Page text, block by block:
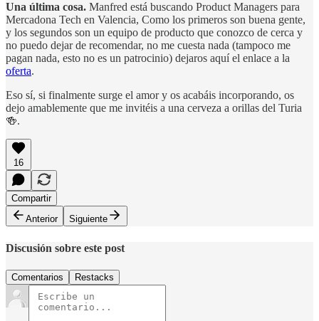
Una última cosa. Manfred está buscando Product Managers para
Mercadona Tech en Valencia, Como los primeros son buena gente,
y los segundos son un equipo de producto que conozco de cerca y
no puedo dejar de recomendar, no me cuesta nada (tampoco me
pagan nada, esto no es un patrocinio) dejaros aquí el enlace a la
oferta.
Eso sí, si finalmente surge el amor y os acabáis incorporando, os
dejo amablemente que me invitéis a una cerveza a orillas del Turia
🍻.
16
Compartir
Anterior
Siguiente
Discusión sobre este post
Comentarios Restacks